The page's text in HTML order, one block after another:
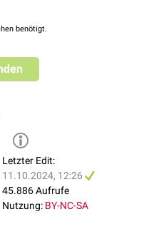
benötigt.
Letzter Edit:
11.10.2024, 12:26
45.886 Aufrufe
Nutzung: BY-NC-SA